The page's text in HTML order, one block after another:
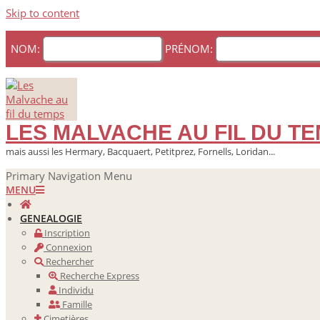
Skip to content
NOM: PRÉNOM:
LES MALVACHE AU FIL DU
mais aussi les Hermary, Bacquaert, Petitprez, Fornells, Loridan...
Primary Navigation Menu
MENU
GENEALOGIE
Inscription
Connexion
Rechercher
Recherche Express
Individu
Famille